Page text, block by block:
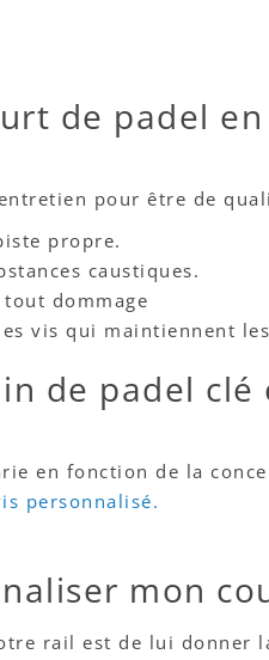
de padel
pour être de
propre.
caustiques.
dommage
vis qui maintiennent
de padel clé
en fonction de la
personnalisé.
mon
rail est de lui